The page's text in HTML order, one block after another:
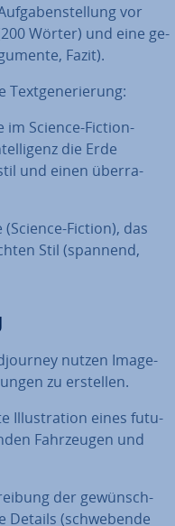
vor
Wörter) und eine ge­
Fazit).
Text­ge­ne­rie­rung:
im Science-Fiction-
die Erde
und einen über­ra­
Fiction), das
Stil (spannend,
nutzen Image-
zu erstellen.
Il­lus­tra­ti­on eines fu­tu­
Fahr­zeu­gen und
der ge­wünsch­
Details (schwe­ben­de